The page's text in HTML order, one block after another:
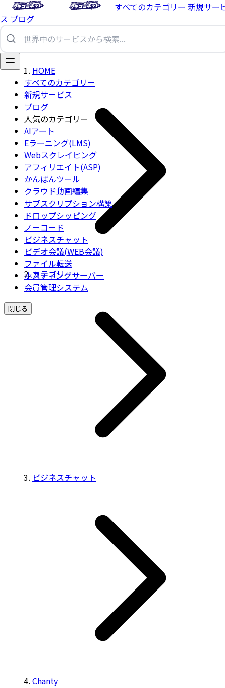
すべてのカテゴリー 新規サー
ス ブログ
すべてのカテゴリー
新規サービス
ブログ
人気のカテゴリー
AIアート
Eラーニング(LMS)
Webスクレイピング
アフィリエイト(ASP)
かんばんツール
クラウド動画編集
サブスクリプション構築
ドロップシッピング
ノーコード
ビジネスチャット
ビデオ会議(WEB会議)
ファイル転送
ホスティングサーバー
会員管理システム
閉じる
HOME
カテゴリー
ビジネスチャット
Chanty